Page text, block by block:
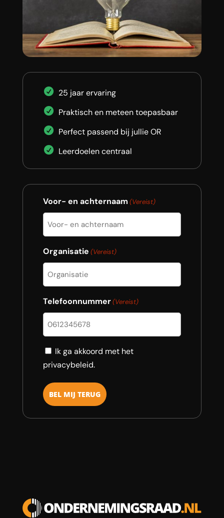
25 jaar ervaring
Praktisch en meteen toepasbaar
Perfect passend bij jullie OR
Leerdoelen centraal
Voor- en achternaam (Vereist)
Organisatie (Vereist)
Telefoonnummer(Vereist)
Consent
Ik ga akkoord met het
privacybeleid.